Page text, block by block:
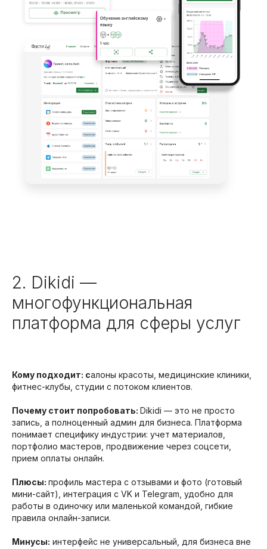
2. Dikidi —
многофункциональная
платформа для сферы услуг
Кому подходит: салоны красоты, медицинские клиники,
фитнес-клубы, студии с потоком клиентов.
Почему стоит попробовать: Dikidi — это не просто
запись, а полноценный админ для бизнеса. Платформа
понимает специфику индустрии: учет материалов,
портфолио мастеров, продвижение через соцсети,
прием оплаты онлайн.
Плюсы: профиль мастера с отзывами и фото (готовый
мини-сайт), интеграция с VK и Telegram, удобно для
работы в одиночку или маленькой командой, гибкие
правила онлайн-записи.
Минусы: интерфейс не универсальный, для бизнеса вне